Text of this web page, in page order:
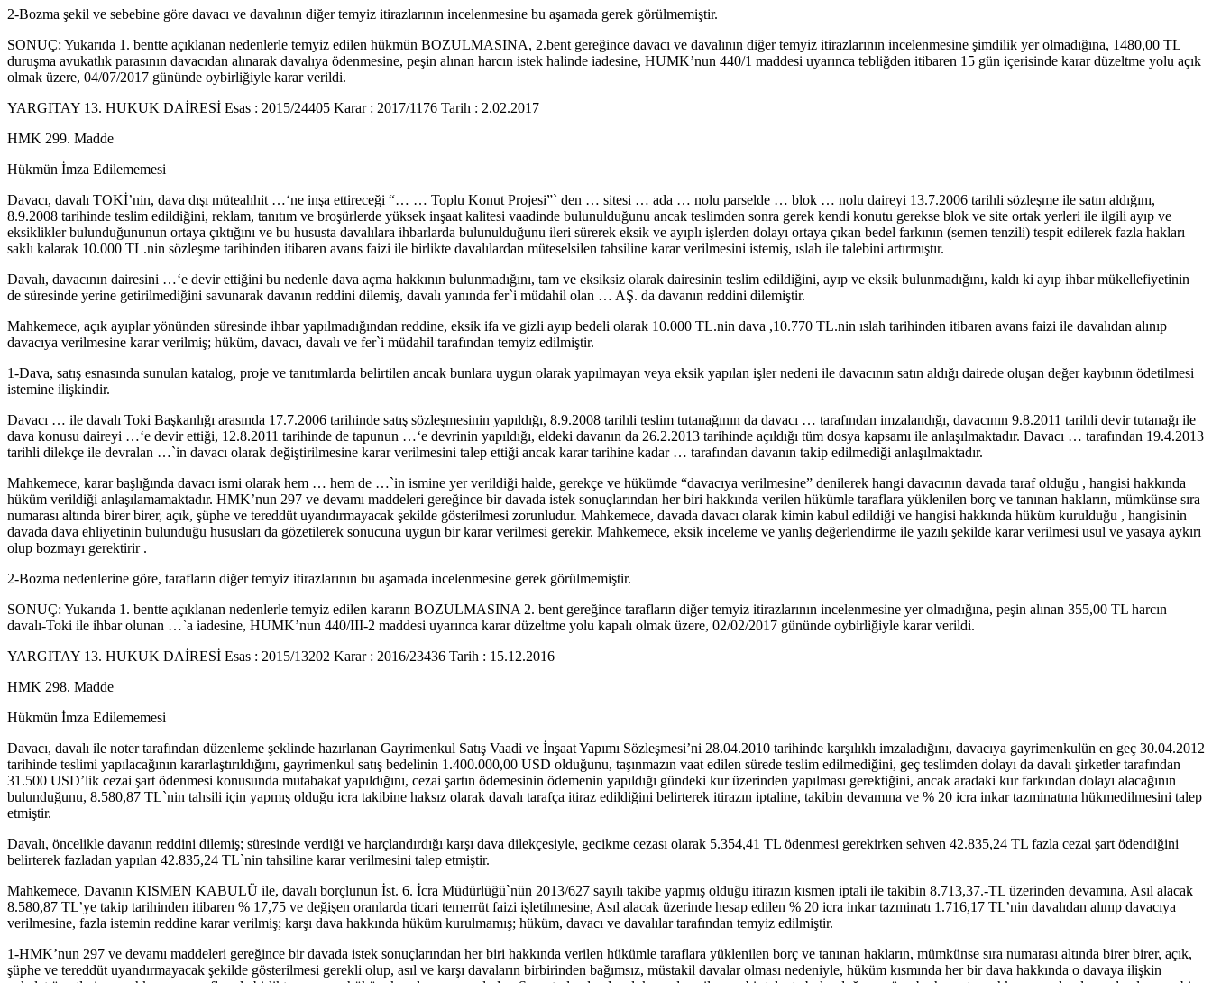
2-Bozma şekil ve sebebine göre davacı ve davalının diğer temyiz itirazlarının incelenmesine bu aşamada gerek görülmemiştir.
SONUÇ: Yukarıda 1. bentte açıklanan nedenlerle temyiz edilen hükmün BOZULMASINA, 2.bent gereğince davacı ve davalının diğer temyiz itirazlarının incelenmesine şimdilik yer olmadığına, 1480,00 TL
duruşma avukatlık parasının davacıdan alınarak davalıya ödenmesine, peşin alınan harcın istek halinde iadesine, HUMK’nun 440/1 maddesi uyarınca tebliğden itibaren 15 gün içerisinde karar düzeltme yolu açık
olmak üzere, 04/07/2017 gününde oybirliğiyle karar verildi.
YARGITAY 13. HUKUK DAİRESİ Esas : 2015/24405 Karar : 2017/1176 Tarih : 2.02.2017
HMK 299. Madde
Hükmün İmza Edilememesi
Davacı, davalı TOKİ’nin, dava dışı müteahhit …‘ne inşa ettireceği “… … Toplu Konut Projesi”` den … sitesi … ada … nolu parselde … blok … nolu daireyi 13.7.2006 tarihli sözleşme ile satın aldığını,
8.9.2008 tarihinde teslim edildiğini, reklam, tanıtım ve broşürlerde yüksek inşaat kalitesi vaadinde bulunulduğunu ancak teslimden sonra gerek kendi konutu gerekse blok ve site ortak yerleri ile ilgili ayıp ve
eksiklikler bulunduğununun ortaya çıktığını ve bu hususta davalılara ihbarlarda bulunulduğunu ileri sürerek eksik ve ayıplı işlerden dolayı ortaya çıkan bedel farkının (semen tenzili) tespit edilerek fazla hakları
saklı kalarak 10.000 TL.nin sözleşme tarihinden itibaren avans faizi ile birlikte davalılardan müteselsilen tahsiline karar verilmesini istemiş, ıslah ile talebini artırmıştır.
Davalı, davacının dairesini …‘e devir ettiğini bu nedenle dava açma hakkının bulunmadığını, tam ve eksiksiz olarak dairesinin teslim edildiğini, ayıp ve eksik bulunmadığını, kaldı ki ayıp ihbar mükellefiyetinin
de süresinde yerine getirilmediğini savunarak davanın reddini dilemiş, davalı yanında fer`i müdahil olan … AŞ. da davanın reddini dilemiştir.
Mahkemece, açık ayıplar yönünden süresinde ihbar yapılmadığından reddine, eksik ifa ve gizli ayıp bedeli olarak 10.000 TL.nin dava ,10.770 TL.nin ıslah tarihinden itibaren avans faizi ile davalıdan alınıp
davacıya verilmesine karar verilmiş; hüküm, davacı, davalı ve fer`i müdahil tarafından temyiz edilmiştir.
1-Dava, satış esnasında sunulan katalog, proje ve tanıtımlarda belirtilen ancak bunlara uygun olarak yapılmayan veya eksik yapılan işler nedeni ile davacının satın aldığı dairede oluşan değer kaybının ödetilmesi
istemine ilişkindir.
Davacı … ile davalı Toki Başkanlığı arasında 17.7.2006 tarihinde satış sözleşmesinin yapıldığı, 8.9.2008 tarihli teslim tutanağının da davacı … tarafından imzalandığı, davacının 9.8.2011 tarihli devir tutanağı ile
dava konusu daireyi …‘e devir ettiği, 12.8.2011 tarihinde de tapunun …‘e devrinin yapıldığı, eldeki davanın da 26.2.2013 tarihinde açıldığı tüm dosya kapsamı ile anlaşılmaktadır. Davacı … tarafından 19.4.2013
tarihli dilekçe ile devralan …`in davacı olarak değiştirilmesine karar verilmesini talep ettiği ancak karar tarihine kadar … tarafından davanın takip edilmediği anlaşılmaktadır.
Mahkemece, karar başlığında davacı ismi olarak hem … hem de …`in ismine yer verildiği halde, gerekçe ve hükümde “davacıya verilmesine” denilerek hangi davacının davada taraf olduğu , hangisi hakkında
hüküm verildiği anlaşılamamaktadır. HMK’nun 297 ve devamı maddeleri gereğince bir davada istek sonuçlarından her biri hakkında verilen hükümle taraflara yüklenilen borç ve tanınan hakların, mümkünse sıra
numarası altında birer birer, açık, şüphe ve tereddüt uyandırmayacak şekilde gösterilmesi zorunludur. Mahkemece, davada davacı olarak kimin kabul edildiği ve hangisi hakkında hüküm kurulduğu , hangisinin
davada dava ehliyetinin bulunduğu hususları da gözetilerek sonucuna uygun bir karar verilmesi gerekir. Mahkemece, eksik inceleme ve yanlış değerlendirme ile yazılı şekilde karar verilmesi usul ve yasaya aykırı
olup bozmayı gerektirir .
2-Bozma nedenlerine göre, tarafların diğer temyiz itirazlarının bu aşamada incelenmesine gerek görülmemiştir.
SONUÇ: Yukarıda 1. bentte açıklanan nedenlerle temyiz edilen kararın BOZULMASINA 2. bent gereğince tarafların diğer temyiz itirazlarının incelenmesine yer olmadığına, peşin alınan 355,00 TL harcın
davalı-Toki ile ihbar olunan …`a iadesine, HUMK’nun 440/III-2 maddesi uyarınca karar düzeltme yolu kapalı olmak üzere, 02/02/2017 gününde oybirliğiyle karar verildi.
YARGITAY 13. HUKUK DAİRESİ Esas : 2015/13202 Karar : 2016/23436 Tarih : 15.12.2016
HMK 298. Madde
Hükmün İmza Edilememesi
Davacı, davalı ile noter tarafından düzenleme şeklinde hazırlanan Gayrimenkul Satış Vaadi ve İnşaat Yapımı Sözleşmesi’ni 28.04.2010 tarihinde karşılıklı imzaladığını, davacıya gayrimenkulün en geç 30.04.2012
tarihinde teslimi yapılacağının kararlaştırıldığını, gayrimenkul satış bedelinin 1.400.000,00 USD olduğunu, taşınmazın vaat edilen sürede teslim edilmediğini, geç teslimden dolayı da davalı şirketler tarafından
31.500 USD’lik cezai şart ödenmesi konusunda mutabakat yapıldığını, cezai şartın ödemesinin ödemenin yapıldığı gündeki kur üzerinden yapılması gerektiğini, ancak aradaki kur farkından dolayı alacağının
bulunduğunu, 8.580,87 TL`nin tahsili için yapmış olduğu icra takibine haksız olarak davalı tarafça itiraz edildiğini belirterek itirazın iptaline, takibin devamına ve % 20 icra inkar tazminatına hükmedilmesini talep
etmiştir.
Davalı, öncelikle davanın reddini dilemiş; süresinde verdiği ve harçlandırdığı karşı dava dilekçesiyle, gecikme cezası olarak 5.354,41 TL ödenmesi gerekirken sehven 42.835,24 TL fazla cezai şart ödendiğini
belirterek fazladan yapılan 42.835,24 TL`nin tahsiline karar verilmesini talep etmiştir.
Mahkemece, Davanın KISMEN KABULÜ ile, davalı borçlunun İst. 6. İcra Müdürlüğü`nün 2013/627 sayılı takibe yapmış olduğu itirazın kısmen iptali ile takibin 8.713,37.-TL üzerinden devamına, Asıl alacak
8.580,87 TL’ye takip tarihinden itibaren % 17,75 ve değişen oranlarda ticari temerrüt faizi işletilmesine, Asıl alacak üzerinde hesap edilen % 20 icra inkar tazminatı 1.716,17 TL’nin davalıdan alınıp davacıya
verilmesine, fazla istemin reddine karar verilmiş; karşı dava hakkında hüküm kurulmamış; hüküm, davacı ve davalılar tarafından temyiz edilmiştir.
1-HMK’nun 297 ve devamı maddeleri gereğince bir davada istek sonuçlarından her biri hakkında verilen hükümle taraflara yüklenilen borç ve tanınan hakların, mümkünse sıra numarası altında birer birer, açık,
şüphe ve tereddüt uyandırmayacak şekilde gösterilmesi gerekli olup, asıl ve karşı davaların birbirinden bağımsız, müstakil davalar olması nedeniyle, hüküm kısmında her bir dava hakkında o davaya ilişkin